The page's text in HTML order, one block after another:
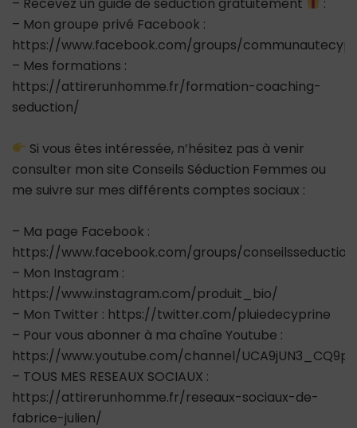
– Mon groupe privé Facebook :
https://www.facebook.com/groups/
– Mes formations :
https://attirerunhomme.fr/formation-coaching-
seduction/
Si vous êtes intéressée, n’hésitez pas à venir
consulter mon site Conseils Séduction Femmes ou
me suivre sur mes différents comptes sociaux :
– Ma page Facebook :
https://www.facebook.com/groups/
– Mon Instagram :
https://www.instagram.com/produit_bio/
– Mon Twitter : https://twitter.com/pluiedecyprine
– Pour vous abonner à ma chaîne Youtube :
https://www.youtube.com/channel/
– TOUS MES RESEAUX SOCIAUX :
https://attirerunhomme.fr/reseaux-sociaux-de-
fabrice-julien/